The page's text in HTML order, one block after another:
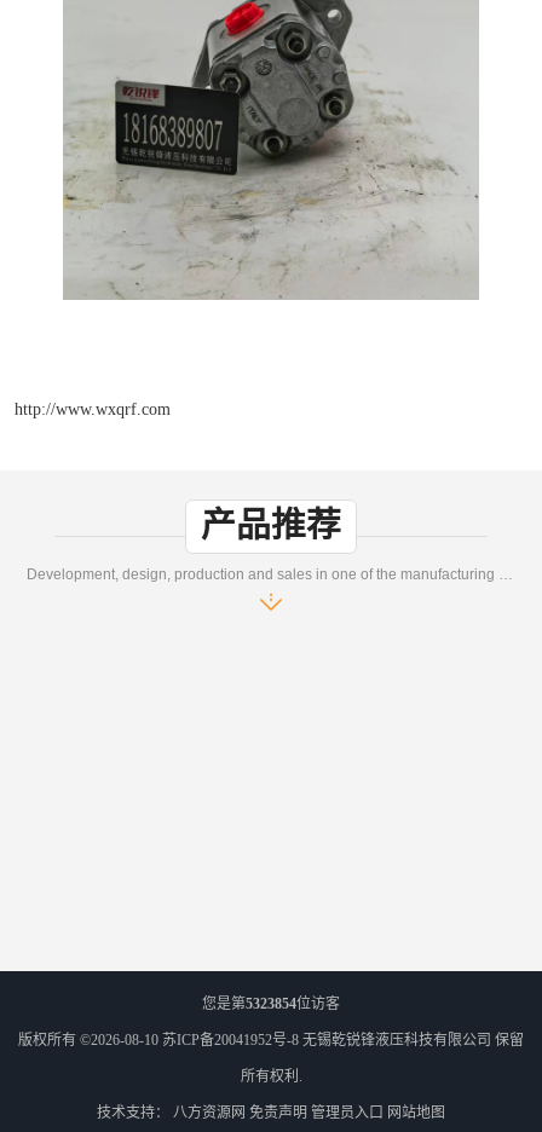
http://www.wxqrf.com
产品推荐
您是第5323854位访客
版权所有 ©2026-08-10 苏ICP备20041952号-8 无锡乾锐锋液压科技有限公司 保留
所有权利.
技术支持： 八方资源网 免责声明 管理员入口 网站地图